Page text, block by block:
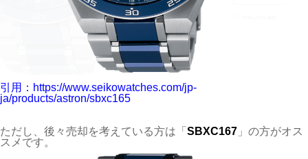
引用：https://www.seikowatches.com/jp-
ja/products/astron/sbxc165
ただし、後々売却を考えている方は「 SBXC167 」の方がオス
スメです。